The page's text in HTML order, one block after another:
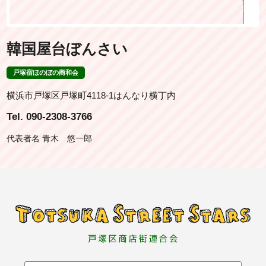
韓国屋台ぼんさい
戸塚宿ほのぼの商和会
横浜市戸塚区戸塚町4118-1はんなり横丁内
Tel. 090-2308-3766
代表者名 青木 悠一郎